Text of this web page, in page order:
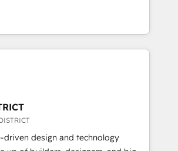
of the Year 🏆 Gold AVA Digital
🌟 Accreditations: CRM
Latin America and Southern
across 7 countries. Born in Chile,
insight with international reach to
grow through technology, creativity,
implementations, building end-to-
integrate CRM, AI automation,
marketing, content, and digital
team works in Spanish,
English to design scalable strategies
🌎 Highlights: • 10+
driven design and technology